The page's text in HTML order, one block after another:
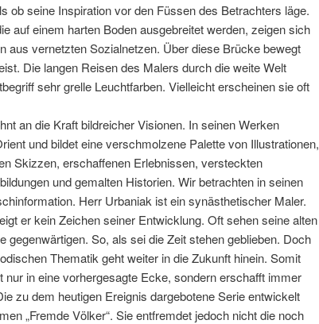
ob seine Inspiration vor den Füssen des Betrachters läge.
auf einem harten Boden ausgebreitet werden, zeigen sich
aus vernetzten Sozialnetzen. Über diese Brücke bewegt
Die langen Reisen des Malers durch die weite Welt
sehr grelle Leuchtfarben. Vielleicht erscheinen sie oft
an die Kraft bildreicher Visionen. In seinen Werken
und bildet eine verschmolzene Palette von Illustrationen,
Skizzen, erschaffenen Erlebnissen, versteckten
und gemalten Historien. Wir betrachten in seinen
Herr Urbaniak ist ein synästhetischer Maler.
er kein Zeichen seiner Entwicklung. Oft sehen seine alten
gegenwärtigen. So, als sei die Zeit stehen geblieben. Doch
Thematik geht weiter in die Zukunft hinein. Somit
nur in eine vorhergesagte Ecke, sondern erschafft immer
zu dem heutigen Ereignis dargebotene Serie entwickelt
„Fremde Völker“. Sie entfremdet jedoch nicht die noch